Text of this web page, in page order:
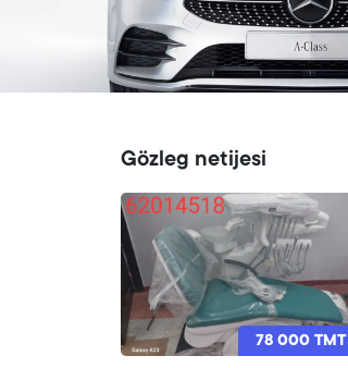
Gözleg netijesi
78 000 TMT